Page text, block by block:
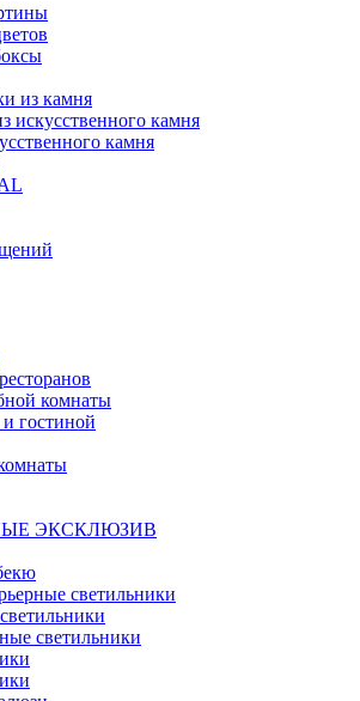
из камня
искусственного камня
камня
комнаты
гостиной
ЭКСКЛЮЗИВ
светильники
светильники